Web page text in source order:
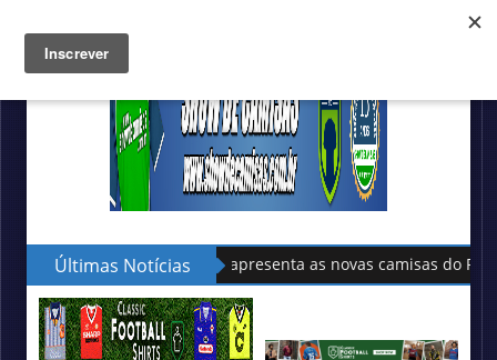
Últimas Notícias
Sudu apresenta as novas camisas do País de Gales